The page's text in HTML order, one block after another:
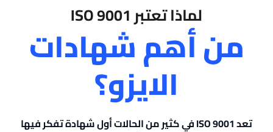
لماذا تعتبر ISO 9001
من أهم شهادات
الايزو؟
تعد ISO 9001 في كثير من الحالات أول شهادة تفكر فيها